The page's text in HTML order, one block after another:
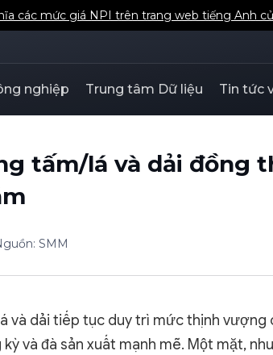
các mức giá NPI trên trang web tiếng Anh
nghiệp Trung tâm Dữ liệu Tin tức
tấm/lá và dải đồng
: SMM
và dải tiếp tục duy trì mức thịnh vượng
và đà sản xuất mạnh mẽ. Một mặt,